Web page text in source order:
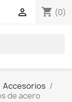
shopping_cart (0)

Accesorios
de acero